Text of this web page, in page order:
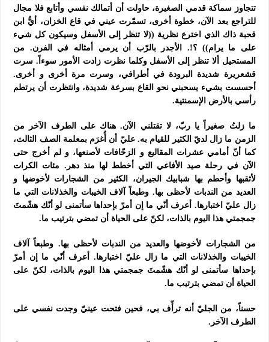
تتجاوز سماكة قدمي الصغيرة، حاولت أن أتمالك نفسي وأتابع فلا مجال
للتراجع بعد الآن، خطوة أخرى، تسمّرت عيني في قاع الخزان، أيُّ ابن
قحبة ذاك الذي اخترع نظرية ((لا تنظر إلى الأسفل وسيكون كل شيء
على ما يرام)) ؟!. الأجدر بالرّب أن يرمي أمثاله في الفرن. من
المستحيل ألا تنظر إلى الأسفل وكلما نظرت زادت الأمور سوءاً. سرت
قشعريرة شديدة البرودة في أطرافي، وسرت مرة أخرى و أخرى.
أحسست بشيء يسحبني نحو القاع بسرعة شديدة، وانتظرت أن يرتطم
رأسي بالأرض الإسمنتية.
ما زلتُ صغيراً يا ربّ، لا تقتلني الآن. هناك على الطرف الآخر من
الزمن ما زال لديّ الكثير للقيام به. عليّ أن أُغرَم بمعلمة الصف الثالث،
كما أنّ أمامي عشرات المقاليع و الزحّافات لأصنعها، و لم أخرج حتى
الآن في رحلة صيد الأفاعي التي أخطط لها منذ دهر. مئات الكرات
لأثقبها وأحطم بها شبابيك الجيران، الكثير من الشجارات لأخوضها و
العديد من الندبات لأحظى بها. وطبعاً آلاف الخيبات والخذلانات التي ما
زال عليّ اختبارها. أعرف أنّي ما إن أمرّ بإحداها سأتمنى لو أنّك هشّمتَ
جمجمتي هذا اليوم بالذات، لكنّ على الحياة أن تمضي بترتيب ما.
من الشجارات لأخوضها والعديد من الندبات لأحظى بها. وطبعاً آلاف
الخيبات والخذلانات التي ما زال عليّ اختبارها. أعرف أنّي ما إن أمرّ
بإحداها سأتمنى لو أنّك هشّمتَ جمجمتي هذا اليوم بالذات، لكنّ على
الحياة أن تمضي بترتيب ما.
حسناً، من الجليّ أنه ترأّف بي، فحين فتحت عينيّ وجدت نفسي على
الطرف الآخر.